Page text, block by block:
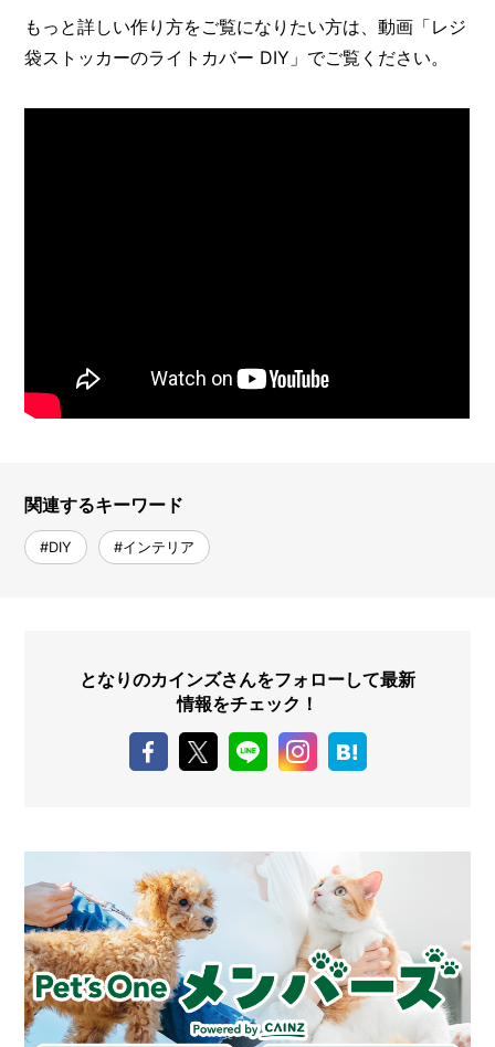
もっと詳しい作り方をご覧になりたい方は、動画「レジ
袋ストッカーのライトカバー DIY」でご覧ください。
関連するキーワード
#DIY #インテリア
となりのカインズさんをフォローして最新
情報をチェック！